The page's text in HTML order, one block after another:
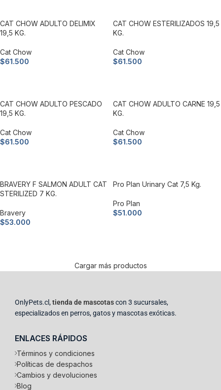
CAT CHOW ADULTO DELIMIX
19,5 KG.
Cat Chow
$61.500
CAT CHOW ESTERILIZADOS 19,5
KG.
Cat Chow
$61.500
CAT CHOW ADULTO PESCADO
19,5 KG.
Cat Chow
$61.500
CAT CHOW ADULTO CARNE 19,5
KG.
Cat Chow
$61.500
BRAVERY F SALMON ADULT CAT
STERILIZED 7 KG.
Bravery
$53.000
Pro Plan Urinary Cat 7,5 Kg.
Pro Plan
$51.000
Cargar más productos
OnlyPets.cl,tienda de mascotascon 3 sucursales,
especializados en perros, gatos y mascotas exóticas.
ENLACES RÁPIDOS
Términos y condiciones
Políticas de despachos
Cambios y devoluciones
Blog